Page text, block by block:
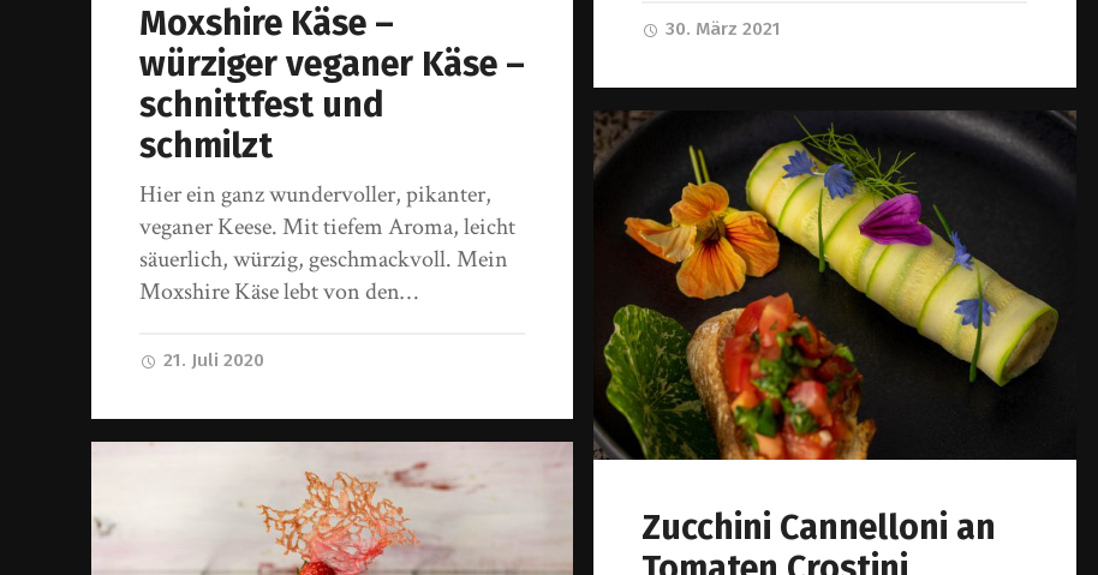
30. März 2021
Moxshire Käse –
würziger veganer Käse –
schnittfest und
schmilzt
Hier ein ganz wundervoller, pikanter,
veganer Keese. Mit tiefem Aroma, leicht
säuerlich, würzig, geschmackvoll. Mein
Moxshire Käse lebt von den…
21. Juli 2020
Zucchini Cannelloni an